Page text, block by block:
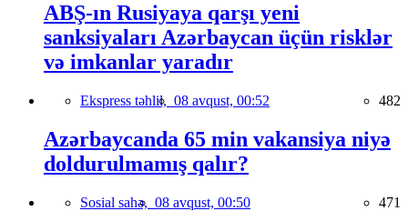
ABŞ-ın Rusiyaya qarşı yeni
sanksiyaları Azərbaycan üçün risklər
və imkanlar yaradır
Ekspress təhlil, 08 avqust, 00:52 482
Azərbaycanda 65 min vakansiya niyə
doldurulmamış qalır?
Sosial sahə, 08 avqust, 00:50 471